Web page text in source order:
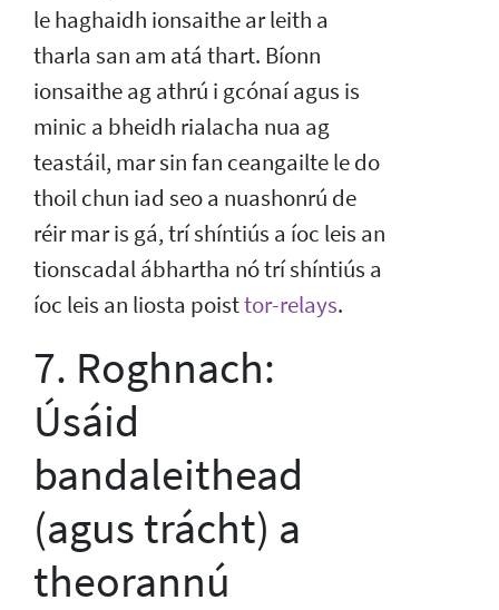
le haghaidh ionsaithe ar leith a
tharla san am atá thart. Bíonn
ionsaithe ag athrú i gcónaí agus is
minic a bheidh rialacha nua ag
teastáil, mar sin fan ceangailte le do
thoil chun iad seo a nuashonrú de
réir mar is gá, trí shíntiús a íoc leis an
tionscadal ábhartha nó trí shíntiús a
íoc leis an liosta poisttor-relays.
7. Roghnach:
Úsáid
bandaleithead
(agus trácht) a
theorannú